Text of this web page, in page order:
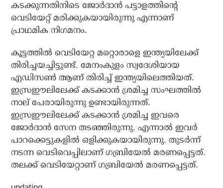
കടക്കുന്നതിനിടെ ജോർദാൻ പട്ടാളത്തിന്റെ
വെടിയേറ്റ് മരിക്കുകയായിരുന്നു എന്നാണ്
പ്രാഥമിക നിഗമനം.
കൂട്ടത്തിൽ വെടിയേറ്റ മറ്റൊരാളെ ഇന്ത്യയിലേക്ക്
തിരിച്ചയച്ചിട്ടുണ്ട്. മേനംകുളം സ്വദേശിയായ
എഡിസൺ ആണ് തിരിച്ച് ഇന്ത്യയിലെത്തിയത്.
ഇസ്രഈലിലേക്ക് കടക്കാൻ ശ്രമിച്ച സംഘത്തിൽ
നാല് പേരായിരുന്നു ഉണ്ടായിരുന്നത്.
ഇസ്രഈലിലേക്ക് കടക്കാൻ ശ്രമിച്ച ഇവരെ
ജോർദാൻ സേന തടഞ്ഞിരുന്നു. എന്നാൽ ഇവർ
പാറക്കെട്ടുകളിൽ ഒളിക്കുകയായിരുന്നു. തുടർന്ന്
നടന്ന വെടിവെപ്പിലാണ് ഗബ്രിയേൽ മരണപ്പെട്ടത്.
തലക്ക് വെടിയേറ്റാണ് ഗബ്രിയേൽ മരണപ്പെട്ടത്.